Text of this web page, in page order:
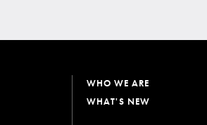
WHO WE ARE
WHAT'S NEW